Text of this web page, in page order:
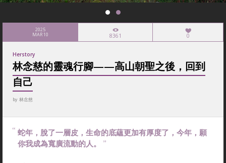
2025
MAR 10 8361 0
Herstory
林念慈的靈魂行腳——高山朝聖之後，回到
自己
by 林念慈
蛇年，脫了一層皮，生命的底蘊更加有厚度了，今年，願
你我成為寬廣流動的人。